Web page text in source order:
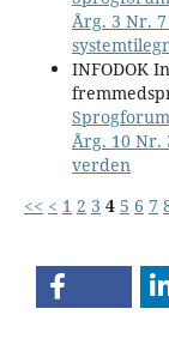
Årg. 3 Nr.
INFODOK
Årg. 10 Nr.
verden
<< < 1 2 3 4 5 6 7